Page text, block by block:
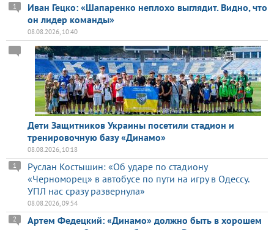
Иван Гецко: «Шапаренко неплохо выглядит. Видно, что
он лидер команды»
1
08.08.2026, 10:40
Дети Защитников Украины посетили стадион и
тренировочную базу «Динамо»
08.08.2026, 10:18
Руслан Костышин: «Об ударе по стадиону
«Черноморец» в автобусе по пути на игру в Одессу.
УПЛ нас сразу развернула»
1
08.08.2026, 09:54
Артем Федецкий: «Динамо» должно быть в хорошем
2